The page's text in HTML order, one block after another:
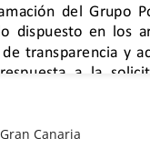
Gran Canaria